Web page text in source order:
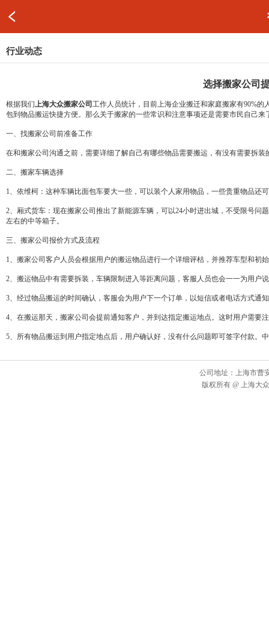
行业动态
选择搬家公司
根据我们上海大众搬家公司 工作人员统计，目前上海企业搬迁和家庭搬家有90%
包到物品搬运快捷方便。那么关于搬家的一些常识和注意事项还是需要市民自己来
一、找搬家公司前准备工作
在和搬家公司沟通之前，需要详细了解自己有哪些物品需要搬运，有没有需要拆
二、搬家车辆选择
1、依维柯：这种车辆比面包车要大一些，可以装个人家用物品，一些贵重物品还
2、厢式货车：现在搬家公司推出了新能源车辆，可以24小时进出城，不受限号
左右的中等箱子。
三、搬家公司报价方式及流程
1、搬家公司客户人员会根据用户的搬运物品进行一个详细评枯，并推荐车型和初
2、搬运物品中有需要拆装，车辆限制进入等距离问题，客服人员也会一一为用户
3、经过物品搬运的时间确认，客服会为用户下一个订单，以短信或者电话方式通
4、在搬运那天，搬家公司会提前通知客户，并到达指定搬运地点。这时用户需
5、所有物品搬运到用户指定地点后，用户确认好，没有什么问题即可签字付款。
公司地址：上海市曹
版权所有 @ 上海大